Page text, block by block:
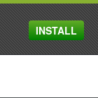
MENU
INSTALL